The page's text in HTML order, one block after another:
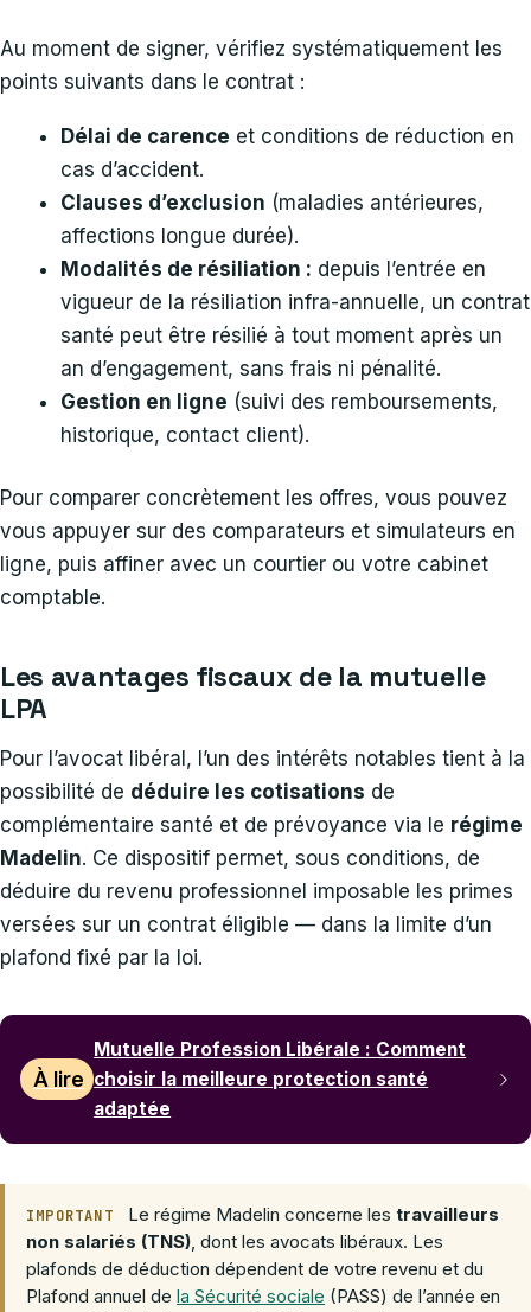
Au moment de signer, vérifiez systématiquement les
points suivants dans le contrat :
Délai de carence et conditions de réduction en
cas d’accident.
Clauses d’exclusion (maladies antérieures,
affections longue durée).
Modalités de résiliation : depuis l’entrée en
vigueur de la résiliation infra-annuelle, un contrat
santé peut être résilié à tout moment après un
an d’engagement, sans frais ni pénalité.
Gestion en ligne (suivi des remboursements,
historique, contact client).
Pour comparer concrètement les offres, vous pouvez
vous appuyer sur des comparateurs et simulateurs en
ligne, puis affiner avec un courtier ou votre cabinet
comptable.
Les avantages fiscaux de la mutuelle
LPA
Pour l’avocat libéral, l’un des intérêts notables tient à la
possibilité de déduire les cotisations de
complémentaire santé et de prévoyance via le régime
Madelin. Ce dispositif permet, sous conditions, de
déduire du revenu professionnel imposable les primes
versées sur un contrat éligible — dans la limite d’un
plafond fixé par la loi.
À lire
Mutuelle Profession Libérale : Comment
choisir la meilleure protection santé
adaptée
IMPORTANT Le régime Madelin concerne les travailleurs
non salariés (TNS), dont les avocats libéraux. Les
plafonds de déduction dépendent de votre revenu et du
Plafond annuel de la Sécurité sociale (PASS) de l’année en